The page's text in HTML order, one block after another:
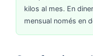
kilos al mes. En
mensual només en